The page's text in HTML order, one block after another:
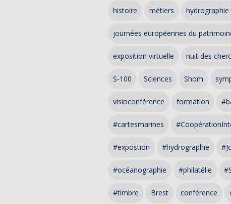
histoire métiers hydrographie
journées européennes du
exposition virtuelle nuit des
S-100 Sciences Shom
visioconférence formation
#cartesmarines
#expostion #hydrographie
#océanographie #philatélie
#timbre Brest conférence